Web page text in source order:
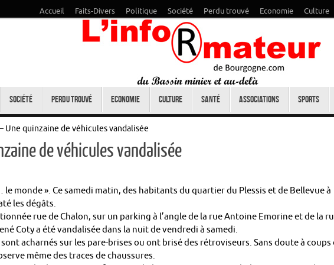
Accueil Faits-Divers Politique Société Perdu trouvé Economie Culture
Société Perdu trouvé Economie Culture Santé Associations Sports
Une quinzaine de véhicules vandalisée
de véhicules vandalisée
le monde ». Ce samedi matin, des habitants du quartier du Plessis et de Bellevue à
les dégâts.
rue de Chalon, sur un parking à l’angle de la rue Antoine Emorine et de la
Coty a été vandalisée dans la nuit de vendredi à samedi.
acharnés sur les pare-brises ou ont brisé des rétroviseurs. Sans doute à coups
même des traces de chaussures.